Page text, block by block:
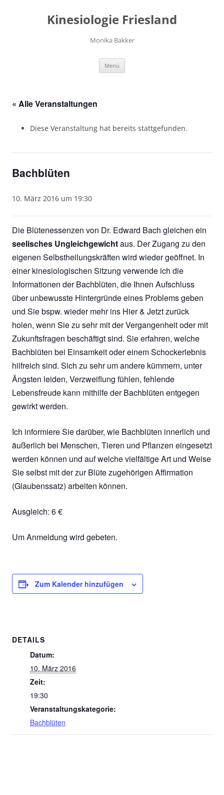
Kinesiologie Friesland
Monika Bakker
Menü
« Alle Veranstaltungen
Diese Veranstaltung hat bereits stattgefunden.
Bachblüten
10. März 2016 um 19:30
Die Blütenessenzen von Dr. Edward Bach gleichen ein
seelisches Ungleichgewichtaus. Der Zugang zu den
eigenen Selbstheilungskräften wird wieder geöffnet. In
einer kinesiologischen Sitzung verwende ich die
Informationen der Bachblüten, die Ihnen Aufschluss
über unbewusste Hintergründe eines Problems geben
und Sie bspw. wieder mehr ins Hier & Jetzt zurück
holen, wenn Sie zu sehr mit der Vergangenheit oder mit
Zukunftsfragen beschäftigt sind. Sie erfahren, welche
Bachblüten bei Einsamkeit oder einem Schockerlebnis
hilfreich sind. Sich zu sehr um andere kümmern, unter
Ängsten leiden, Verzweiflung fühlen, fehlende
Lebensfreude kann mithilfe der Bachblüten entgegen
gewirkt werden.
Ich informiere Sie darüber, wie Bachblüten innerlich und
äußerlich bei Menschen, Tieren und Pflanzen eingesetzt
werden können und auf welche vielfältige Art und Weise
Sie selbst mit der zur Blüte zugehörigen Affirmation
(Glaubenssatz) arbeiten können.
Ausgleich: 6 €
Um Anmeldung wird gebeten.
Zum Kalender hinzufügen
DETAILS
Datum:
10. März 2016
Zeit:
19:30
Veranstaltungskategorie:
Bachblüten